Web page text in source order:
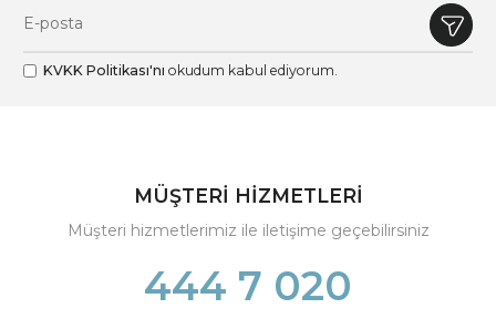
KVKK Politikası'nı okudum kabul ediyorum.
MÜŞTERİ HİZMETLERİ
Müşteri hizmetlerimiz ile iletişime geçebilirsiniz
444 7 020